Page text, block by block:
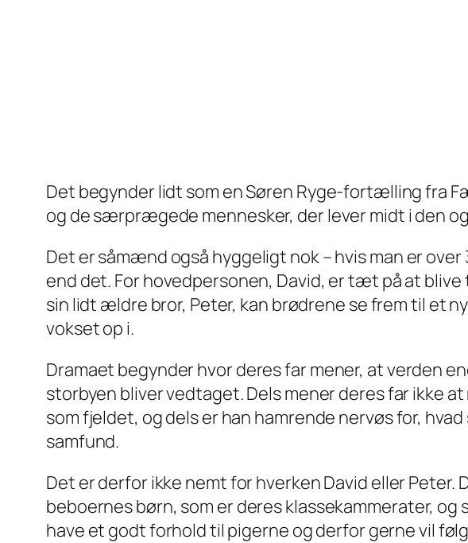
Det begynder lidt som en Søren Ryge-fortælling fra
og de særprægede mennesker, der lever midt i den
Det er såmænd også hyggeligt nok – hvis man er over
end det. For hovedpersonen, David, er tæt på at
sin lidt ældre bror, Peter, kan brødrene se frem til et
vokset op i.
Dramaet begynder hvor deres far mener, at verden
storbyen bliver vedtaget. Dels mener deres far ikke
som fjeldet, og dels er han hamrende nervøs for,
samfund.
Det erderfor ikke nemt for hverken David eller
beboernes børn, som er deres klassekammerater,
have et godt forhold til pigerne og derfor gerne vil